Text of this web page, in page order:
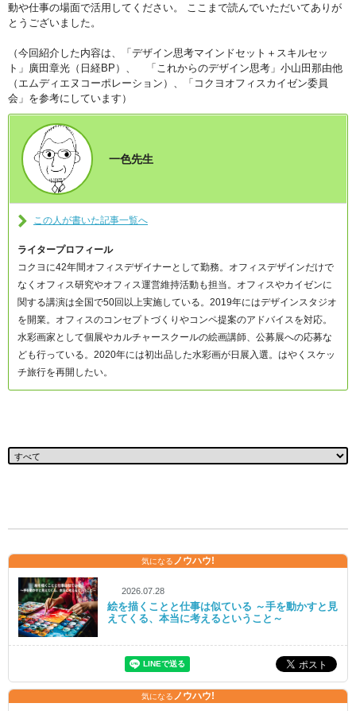
動や仕事の場面で活用してください。 ここまで読んでいただいてありが
とうございました。
（今回紹介した内容は、「デザイン思考マインドセット＋スキルセッ
ト」廣田章光（日経BP）、 「これからのデザイン思考」小山田那由他
（エムディエヌコーポレーション）、「コクヨオフィスカイゼン委員
会」を参考にしています）
一色先生
この人が書いた記事一覧へ
ライタープロフィール
コクヨに42年間オフィスデザイナーとして勤務。オフィスデザインだけで
なくオフィス研究やオフィス運営維持活動も担当。オフィスやカイゼンに
関する講演は全国で50回以上実施している。2019年にはデザインスタジオ
を開業。オフィスのコンセプトづくりやコンペ提案のアドバイスを対応。
水彩画家として個展やカルチャースクールの絵画講師、公募展への応募な
ども行っている。2020年には初出品した水彩画が日展入選。はやくスケッ
チ旅行を再開したい。
気になるノウハウ!
2026.07.28
絵を描くことと仕事は似ている ～手を動かすと見
えてくる、本当に考えるということ～
気になるノウハウ!